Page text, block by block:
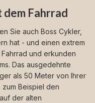
dem Fahrrad
Sie auch Boss Cykler,
hat - und einen extrem
und erkunden
Das ausgedehnte
als 50 Meter von Ihrer
Beispiel den
der alten